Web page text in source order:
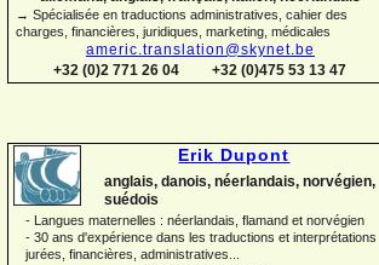
→ Spécialisée en traductions administratives, cahier des
charges, financières, juridiques, marketing, médicales
americ.translation@skynet.be
+32 (0)2 771 26 04
+32 (0)475 53 13 47
Erik Dupont
anglais, danois, néerlandais, norvégien,
suédois
- Langues maternelles : néerlandais, flamand et norvégien
- 30 ans d'expérience dans les traductions et interprétations
jurées, financières, administratives...